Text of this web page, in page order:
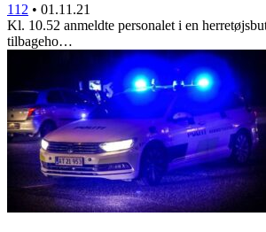
112 • 01.11.21
Kl. 10.52 anmeldte personalet i en
tilbageho…